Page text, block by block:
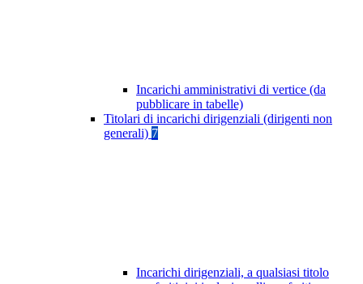
Incarichi amministrativi di vertice (da
pubblicare in tabelle)
Titolari di incarichi dirigenziali (dirigenti non
generali) 7
Incarichi dirigenziali, a qualsiasi titolo